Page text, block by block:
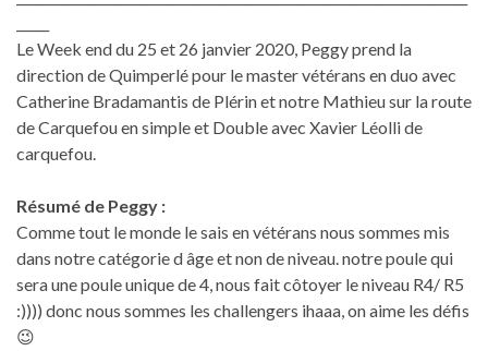
Le Week end du 25 et 26 janvier 2020, Peggy prend la
direction de Quimperlé pour le master vétérans en duo avec
Catherine Bradamantis de Plérin et notre Mathieu sur la route
de Carquefou en simple et Double avec Xavier Léolli de
carquefou.
Résumé de Peggy :
Comme tout le monde le sais en vétérans nous sommes mis
dans notre catégorie d âge et non de niveau. notre poule qui
sera une poule unique de 4, nous fait côtoyer le niveau R4/ R5
:)))) donc nous sommes les challengers ihaaa, on aime les défis
😉